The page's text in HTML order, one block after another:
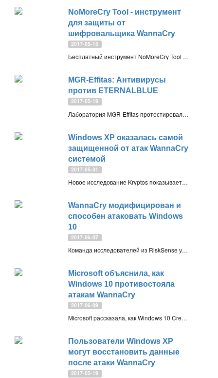
NoMoreCry Tool - инструмент
для защиты от
шифровальщика WannaCry
2017-05-15
Бесплатный инструмент NoMoreCry Tool от CCN-CERT позволяет добавить дополнительный уровень защиты от шифровальщика WannaCry 2.0 (WannaCryptor, WanaDecryptor)
MGR-Effitas: Антивирусы
против ETERNALBLUE
2017-05-19
Лаборатория MGR-Effitas протестировала защиту антивирусов от эксплойта ETERNALBLUE и бэкдора DOUBLEPULSAR, которые использовались в массовой атаке WannaCry (WanaDecrypt)
Windows XP оказалась самой
защищенной от атак WannaCry
системой
2017-05-31
Новое исследование Kryptos показывает, что Windows XP не в такой мере уязвима для WannaCry, как было принято считать. Как правило, на компьютерах Windows XP возникал сбой (BSOD) при попытках установки шифровальщика
WannaCry модифицирован и
способен атаковать Windows
10
2017-06-07
Команда исследователей из RiskSense успешно справилась с задачей по портированию эксплойта WannaCry для заражения Windows 10
Microsoft объяснила, как
Windows 10 противостояла
атакам WannaCry
2017-06-09
Microsoft рассказала, как Windows 10 Creators Update защищает систему от шифровальщиков и какие защитные механизмы Windows 10 позволили противостоять атакам шифровальщика WannaCry
Пользователи Windows XP
могут восстановить данные
после атаки WannaCry
2017-05-19